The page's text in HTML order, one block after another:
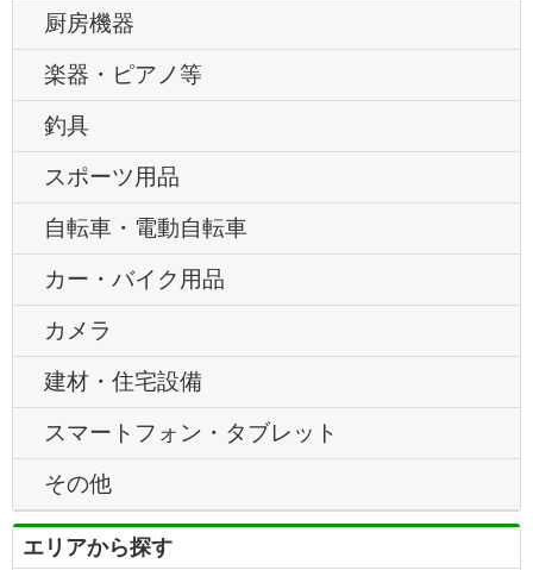
厨房機器
楽器・ピアノ等
釣具
スポーツ用品
自転車・電動自転車
カー・バイク用品
カメラ
建材・住宅設備
スマートフォン・タブレット
その他
エリアから探す